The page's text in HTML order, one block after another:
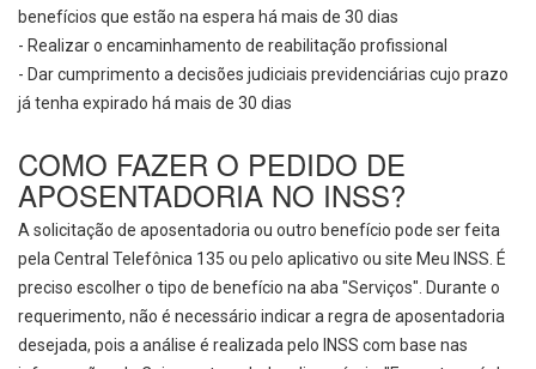
benefícios que estão na espera há mais de 30 dias
- Realizar o encaminhamento de reabilitação profissional
- Dar cumprimento a decisões judiciais previdenciárias cujo prazo
já tenha expirado há mais de 30 dias
COMO FAZER O PEDIDO DE
APOSENTADORIA NO INSS?
A solicitação de aposentadoria ou outro benefício pode ser feita
pela Central Telefônica 135 ou pelo aplicativo ou site Meu INSS. É
preciso escolher o tipo de benefício na aba "Serviços". Durante o
requerimento, não é necessário indicar a regra de aposentadoria
desejada, pois a análise é realizada pelo INSS com base nas